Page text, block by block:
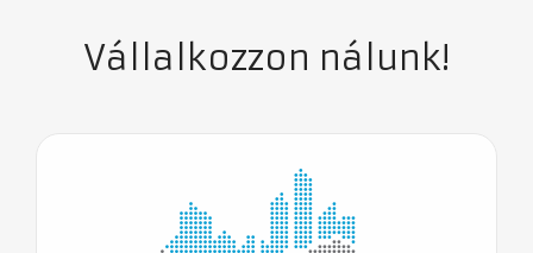
Vállalkozzon nálunk!